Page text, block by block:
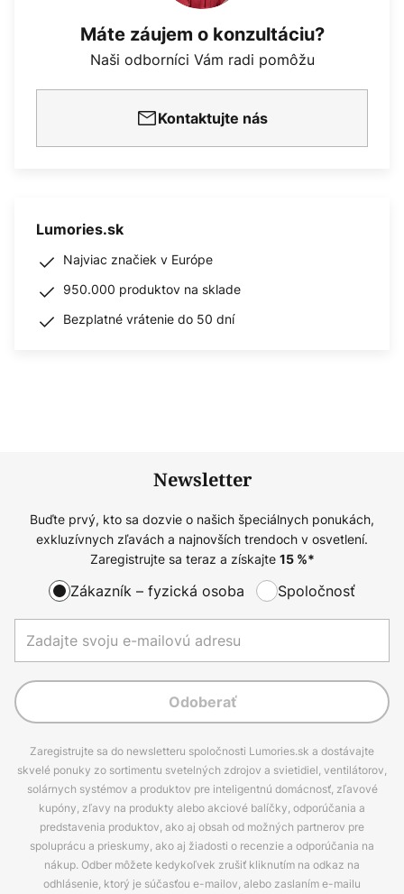
Máte záujem o konzultáciu?
Naši odborníci Vám radi pomôžu
Kontaktujte nás
Lumories.sk
Najviac značiek v Európe
950.000 produktov na sklade
Bezplatné vrátenie do 50 dní
Newsletter
Buďte prvý, kto sa dozvie o našich špeciálnych ponukách,
exkluzívnych zľavách a najnovších trendoch v osvetlení.
Zaregistrujte sa teraz a získajte 15%*
Zákazník – fyzická osoba Spoločnosť
Odoberať
Zaregistrujte sa do newsletteru spoločnosti Lumories.sk a dostávajte
skvelé ponuky zo sortimentu svetelných zdrojov a svietidiel, ventilátorov,
solárnych systémov a produktov pre inteligentnú domácnosť, zľavové
kupóny, zľavy na produkty alebo akciové balíčky, odporúčania a
predstavenia produktov, ako aj obsah od možných partnerov pre
spoluprácu a prieskumy, ako aj žiadosti o recenzie a odporúčania na
nákup. Odber môžete kedykoľvek zrušiť kliknutím na odkaz na
odhlásenie, ktorý je súčasťou e-mailov, alebo zaslaním e-mailu